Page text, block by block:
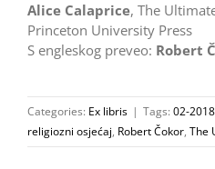
Alice Calaprice, The
Princeton University Press
S engleskog preveo: Robert
Categories: Ex libris | Tags: 02-2018
religiozni osjećaj, Robert Čokor, The